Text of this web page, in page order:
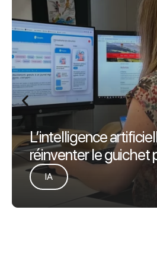
L’intelligence
réinventer le guichet
IA